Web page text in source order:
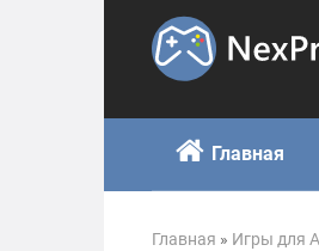
Главная
Главная » Игры для